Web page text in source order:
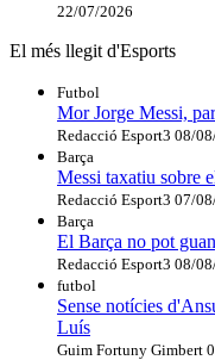
22/07/2026
El més llegit d'Esports
Futbol
Mor Jorge Messi,
Redacció Esport3 08/
Barça
Messi taxatiu sobre
Redacció Esport3 07/
Barça
El Barça no pot
Redacció Esport3 08/
futbol
Sense notícies
Luís
Guim Fortuny Gimbert